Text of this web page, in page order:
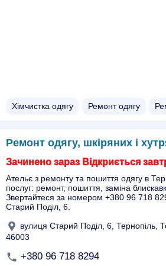
Хімчистка одягу Ремонт одягу
Ремонт одягу, шкіряних і
Зачинено зараз Відкриється
Ательє з ремонту та пошиття одягу в
послуг: ремонт, пошиття, заміна
Звертайтеся за номером +380 96 718
Старий Поділ, 6.
вулиця Старий Поділ, 6, Тернопіль,
46003
+380 96 718 8294